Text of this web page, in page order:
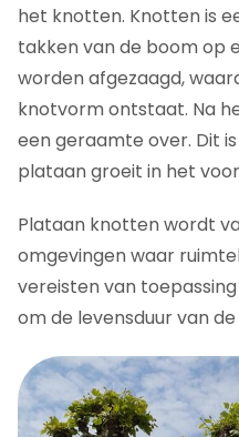
het knotten. Knotten is
takken van de boom op
worden afgezaagd,
knotvorm ontstaat. Na
een geraamte over. Dit
plataan groeit in het
Plataan knotten wordt
omgevingen waar
vereisten van
om de levensduur van